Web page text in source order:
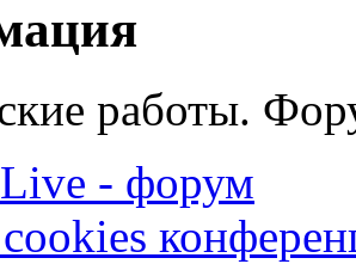
работы.
- форум